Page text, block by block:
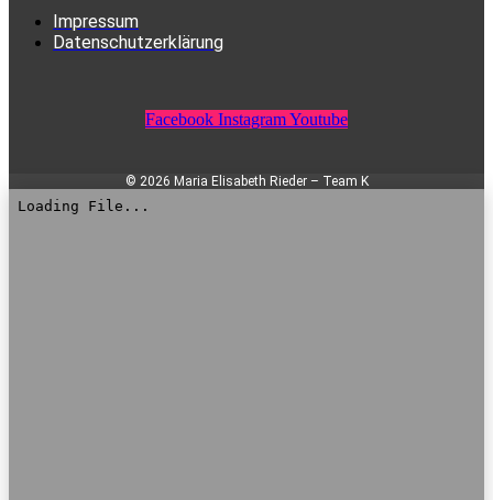
Impressum
Datenschutzerklärung
Facebook InstagramYoutube
© 2026 Maria Elisabeth Rieder – Team K